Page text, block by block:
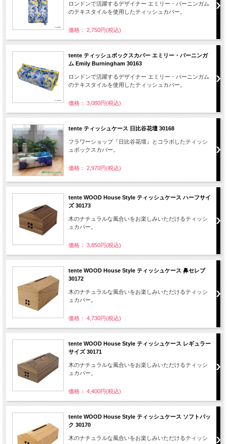
ロンドンで活躍するデザイナー エミリー・バーニンガム
のテキスタイルを使用したティッシュカバー。
価格： 2,750円(税込)
tente ティッシュボックスカバー エミリー・バーニンガ
ム Emily Burningham 30163
ロンドンで活躍するデザイナー エミリー・バーニンガム
のテキスタイルを使用したティッシュカバー。
価格： 3,080円(税込)
tente ティッシュケース 日比谷花壇 30168
フラワーショップ『日比谷花壇』とコラボしたティッシ
ュボックスカバー。
価格： 2,970円(税込)
tente WOOD House Style ティッシュケース ハーフサイ
ズ 30173
木のナチュラルな風合いをお楽しみいただけるティッシ
ュカバー。
価格： 3,850円(税込)
tente WOOD House Style ティッシュケース 鼻セレブ
30172
木のナチュラルな風合いをお楽しみいただけるティッシ
ュカバー。
価格： 4,730円(税込)
tente WOOD House Style ティッシュケース レギュラー
サイズ 30171
木のナチュラルな風合いをお楽しみいただけるティッシ
ュカバー。
価格： 4,400円(税込)
tente WOOD House Style ティッシュケース ソフトパッ
ク 30170
木のナチュラルな風合いをお楽しみいただけるティッシ